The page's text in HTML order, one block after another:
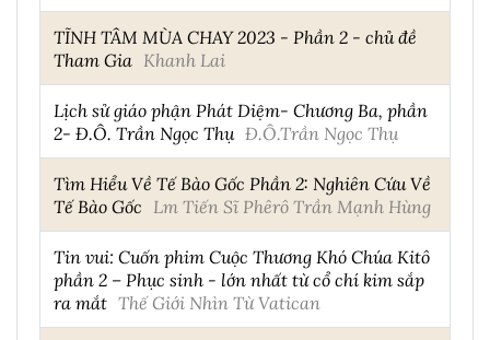
TĨNH TÂM MÙA CHAY 2023 - Phần 2 - chủ đề
Tham Gia Khanh Lai
Lịch sử giáo phận Phát Diệm- Chương Ba, phần
2- Đ.Ô. Trần Ngọc Thụ Đ.Ô.Trần Ngọc Thụ
Tìm Hiểu Về Tế Bào Gốc Phần 2: Nghiên Cứu Về
Tế Bào Gốc Lm Tiến Sĩ Phêrô Trần Mạnh Hùng
Tin vui: Cuốn phim Cuộc Thương Khó Chúa Kitô
phần 2 – Phục sinh - lớn nhất từ cổ chí kim sắp
ra mắt Thế Giới Nhìn Từ Vatican